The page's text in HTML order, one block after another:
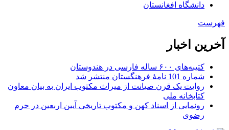
دانشگاه افغانستان
فهرست
آخرین اخبار
کتیبه‌های ۶۰۰ ساله فارسی در هندوستان
شماره 101 نامۀ فرهنگستان منتشر شد
روایت یک قرن صیانت از میراث مکتوب ایران به بیان معاون
کتابخانه ملی
رونمایی از اسناد کهن و مکتوب تاریخی آیین اربعین در حرم
رضوی